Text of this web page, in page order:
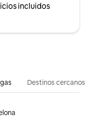
incluidos
Destinos cercanos